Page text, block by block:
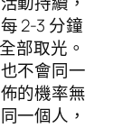
2-3 分鐘
部取光。
不會同一
的機率無
一個人，